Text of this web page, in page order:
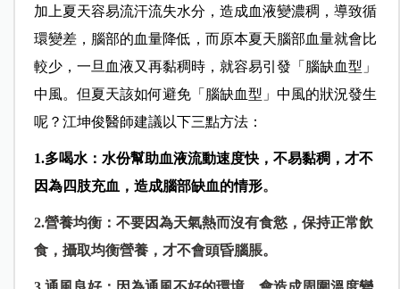
加上夏天容易流汗流失水分，造成血液變濃稠，導致循
環變差，腦部的血量降低，而原本夏天腦部血量就會比
較少，一旦血液又再黏稠時，就容易引發「腦缺血型」
中風。但夏天該如何避免「腦缺血型」中風的狀況發生
呢？江坤俊醫師建議以下三點方法：
1.多喝水：水份幫助血液流動速度快，不易黏稠，才不
因為四肢充血，造成腦部缺血的情形。
2.營養均衡：不要因為天氣熱而沒有食慾，保持正常飲
食，攝取均衡營養，才不會頭昏腦脹。